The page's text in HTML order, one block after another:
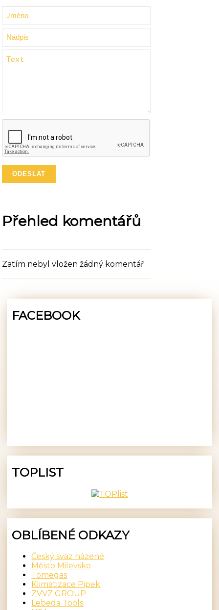
Přehled komentářů
Zatím nebyl vložen žádný komentář
FACEBOOK
TOPLIST
OBLÍBENÉ ODKAZY
Český svaz házené
Město Milevsko
Tomegas
Klimatizace Pipek
ZVVZ GROUP
Lebeda Tools